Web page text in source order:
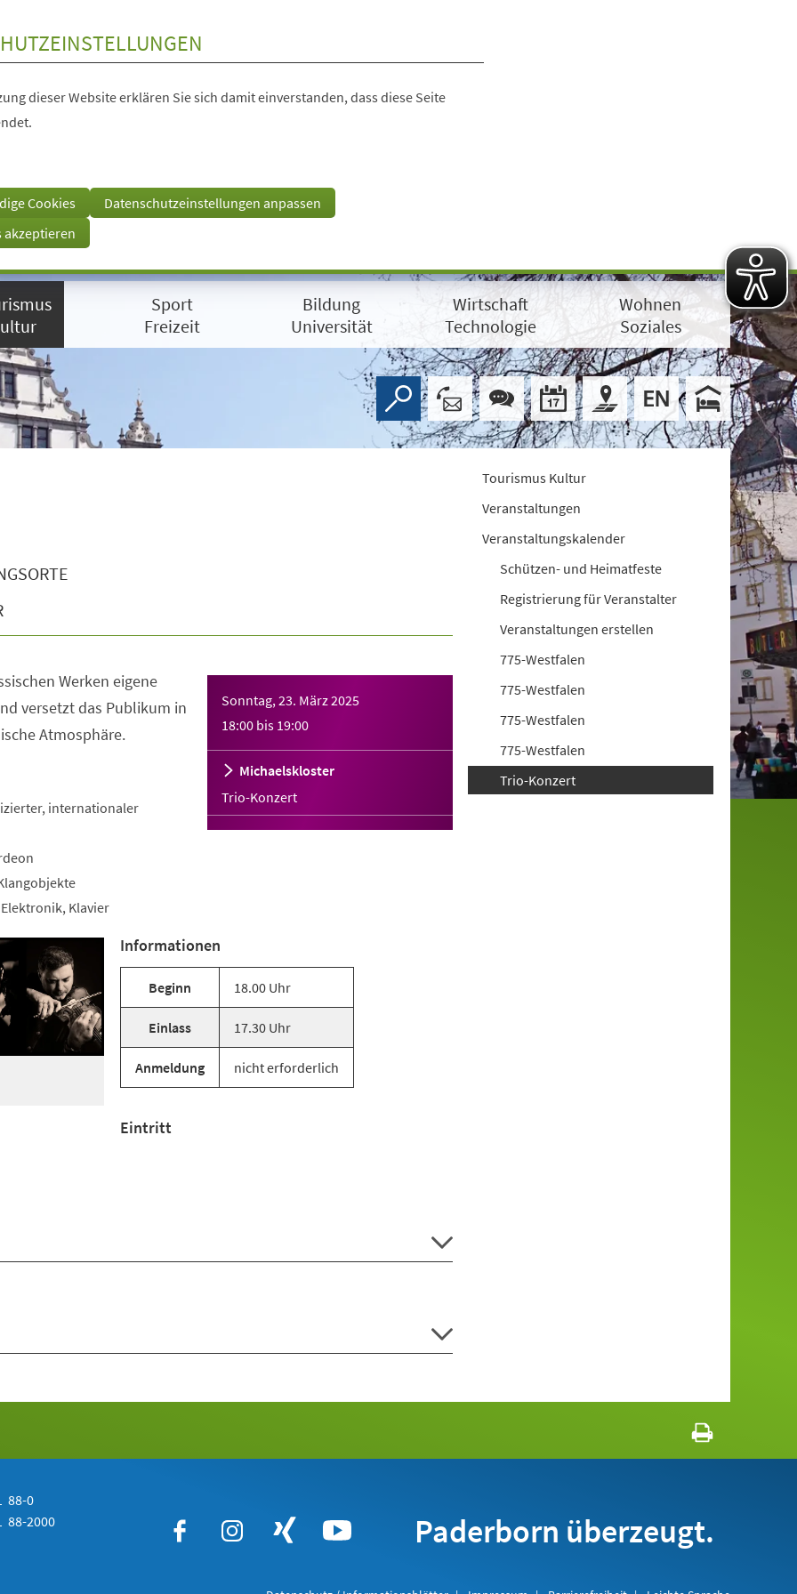
dieser Website erklären Sie sich damit einverstanden, dass diese Seite
Cookies
Datenschutzeinstellungen anpassen
akzeptieren
Sport
Freizeit
Bildung
Universität
Wirtschaft
Technologie
Wohnen
Soziales
Sonntag, 23. März 2025
18:00 bis 19:00
Michaelskloster
Trio-Konzert
Werken eigene
versetzt das Publikum in
Atmosphäre.
internationaler
Klavier
Informationen
Beginn 18.00 Uhr
Einlass 17.30 Uhr
Anmeldung nicht erforderlich
Eintritt
Tourismus Kultur
Veranstaltungen
Veranstaltungskalender
Schützen- und Heimatfeste
Registrierung für Veranstalter
Veranstaltungen erstellen
775-Westfalen
775-Westfalen
775-Westfalen
775-Westfalen
Trio-Konzert
88-0
88-2000 Paderborn überzeugt.